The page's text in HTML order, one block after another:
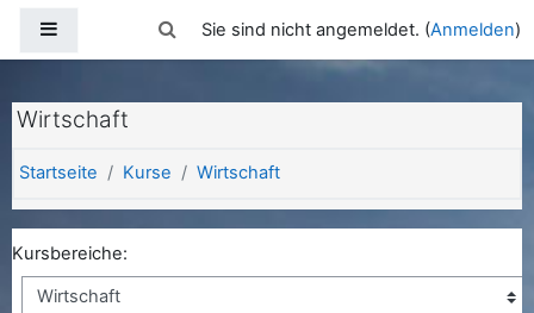
Website-ÜbersichtSucheingabe umschalten
Sie sind nicht angemeldet. (Anmelden)
Wirtschaft
Startseite Kurse Wirtschaft
Kursbereiche: